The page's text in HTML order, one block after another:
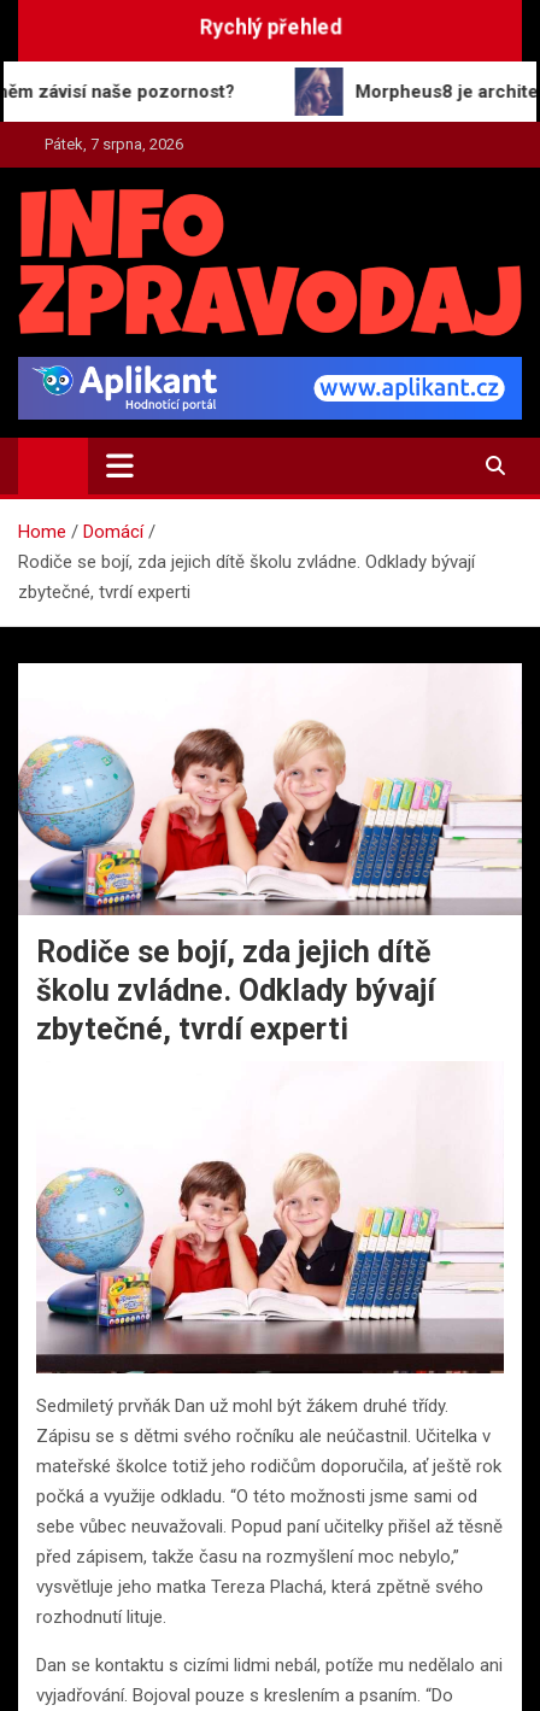
Rychlý přehled
pozornost? Morpheus8 je architekt vaší
Pátek, 7 srpna, 2026
INFO-ZPRAVODAJ.CZ
Zpravodajství | Press | Tiskové zprávy
Home
Domácí
Rodiče se bojí, zda jejich dítě školu zvládne. Odklady bývají
zbytečné, tvrdí experti
Rodiče se bojí, zda jejich dítě
školu zvládne. Odklady bývají
zbytečné, tvrdí experti
Sedmiletý prvňák Dan už mohl být žákem druhé třídy.
Zápisu se s dětmi svého ročníku ale neúčastnil. Učitelka v
mateřské školce totiž jeho rodičům doporučila, ať ještě rok
počká a využije odkladu. “O této možnosti jsme sami od
sebe vůbec neuvažovali. Popud paní učitelky přišel až těsně
před zápisem, takže času na rozmyšlení moc nebylo,”
vysvětluje jeho matka Tereza Plachá, která zpětně svého
rozhodnutí lituje.
Dan se kontaktu s cizími lidmi nebál, potíže mu nedělalo ani
vyjadřování. Bojoval pouze s kreslením a psaním. “Do